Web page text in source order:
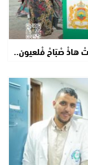
هاذْ صْبَاحْ فْلعيون..